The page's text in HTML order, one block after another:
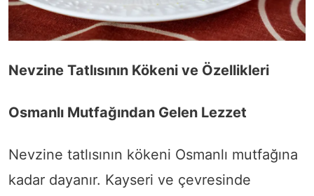
Nevzine Tatlısının Kökeni ve Özellikleri
Osmanlı Mutfağından Gelen Lezzet
Nevzine tatlısının kökeni Osmanlı mutfağına
kadar dayanır. Kayseri ve çevresinde